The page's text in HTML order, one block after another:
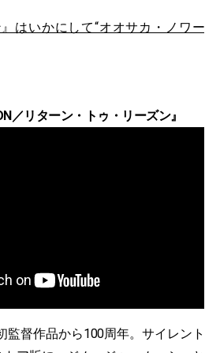
はいかにして“オオサカ・ノワー
／リターン・トゥ・リーズン』
監督作品から100周年。サイレント